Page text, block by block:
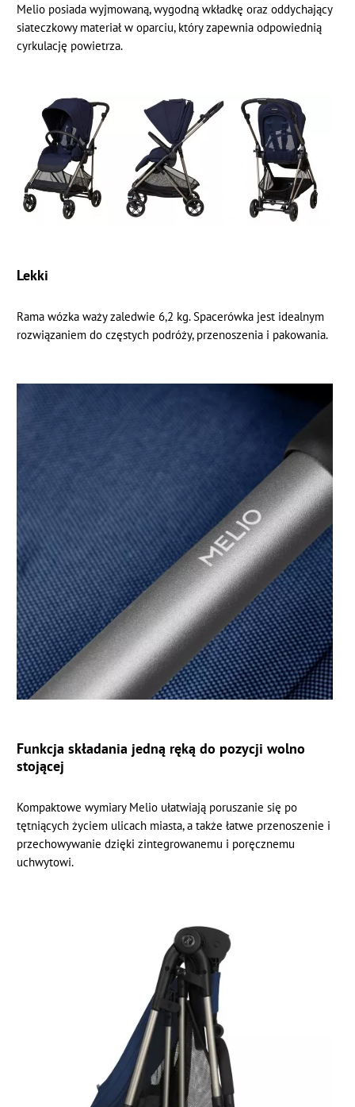
Melio posiada wyjmowaną, wygodną wkładkę oraz oddychający
siateczkowy materiał w oparciu, który zapewnia odpowiednią
cyrkulację powietrza.
Lekki
Rama wózka waży zaledwie 6,2 kg. Spacerówka jest idealnym
rozwiązaniem do częstych podróży, przenoszenia i pakowania.
Funkcja składania jedną ręką do pozycji wolno
stojącej
Kompaktowe wymiary Melio ułatwiają poruszanie się po
tętniących życiem ulicach miasta, a także łatwe przenoszenie i
przechowywanie dzięki zintegrowanemu i poręcznemu
uchwytowi.